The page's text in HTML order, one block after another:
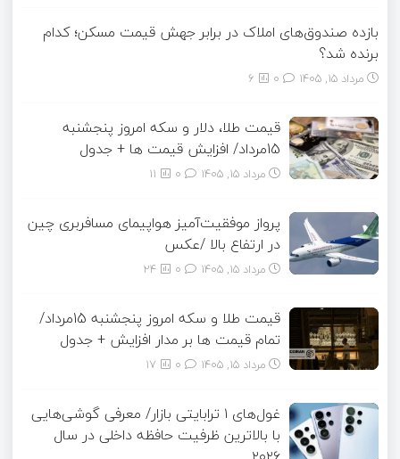
بازده صندوق‌های املاک در برابر جهش قیمت مسکن؛ کدام
برنده شد؟
مرداد ۱۵, ۱۴۰۵ 6
قیمت طلا، دلار و سکه امروز پنجشنبه
15مرداد/ افزایش قیمت ها + جدول
مرداد ۱۵, ۱۴۰۵ 11
پرواز موفقیت‌آمیز هواپیمای مسافربری چین
در ارتفاع بالا /عکس
مرداد ۱۵, ۱۴۰۵ 24
قیمت طلا و سکه امروز پنجشنبه 15مرداد/
تمام قیمت ها بر مدار افزایش + جدول
مرداد ۱۵, ۱۴۰۵ 17
غول‌های ۱ ترابایتی بازار/ معرفی گوشی‌هایی
با بالاترین ظرفیت حافظه داخلی در سال